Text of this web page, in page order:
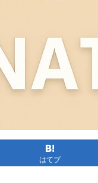
はてブ